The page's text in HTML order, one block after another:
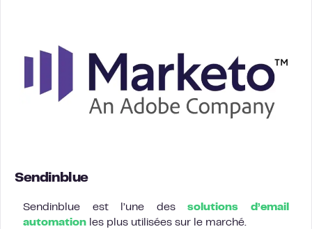
Sendinblue
Sendinblue est l’une dessolutions d’email
automation les plus utilisées sur le marché.